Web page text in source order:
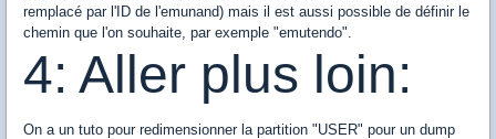
remplacé par l'ID de l'emunand) mais il est aussi possible de définir le
chemin que l'on souhaite, par exemple "emutendo".
4: Aller plus loin:
On a un tuto pour redimensionner la partition "USER" pour un dump